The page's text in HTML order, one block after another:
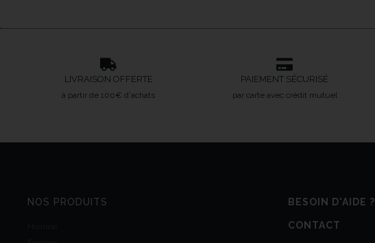
LIVRAISON OFFERTE
à partir de 100€ d'achats
PAIEMENT SÉCURISÉ
par carte avec crédit mutuel
NOS PRODUITS BESOIN D'AIDE ?
CONTACT